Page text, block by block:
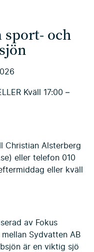
sport- och
Kväll 17:00 –
Christian Alsterberg
eller telefon 010
eller kväll
av Fokus
Sydvatten AB
är en viktig sjö